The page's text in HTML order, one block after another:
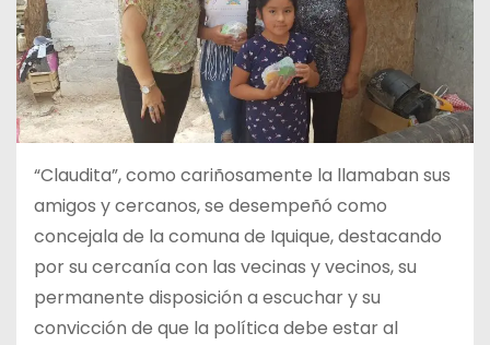
“Claudita”, como cariñosamente la llamaban sus
amigos y cercanos, se desempeñó como
concejala de la comuna de Iquique, destacando
por su cercanía con las vecinas y vecinos, su
permanente disposición a escuchar y su
convicción de que la política debe estar al